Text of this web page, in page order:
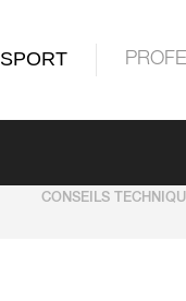
SPORT
CONSEILS